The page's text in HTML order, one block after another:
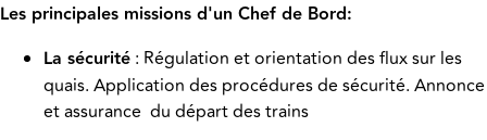
Les principales missions d'un Chef de Bord:
La sécurité : Régulation et orientation des flux sur les
quais. Application des procédures de sécurité. Annonce
et assurance du départ des trains